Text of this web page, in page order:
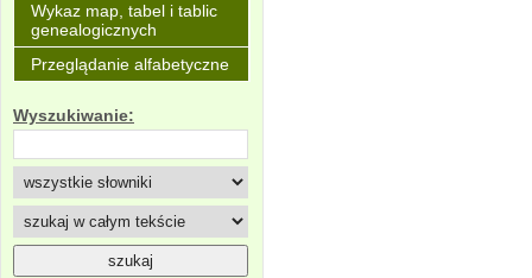
Wykaz map, tabel i tablic
genealogicznych
Przeglądanie alfabetyczne
Wyszukiwanie: